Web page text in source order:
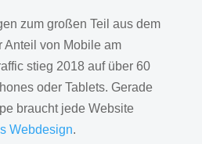
zum großen Teil aus dem
Anteil von Mobile am
stieg 2018 auf über 60
oder Tablets. Gerade
braucht jede Website
Webdesign.